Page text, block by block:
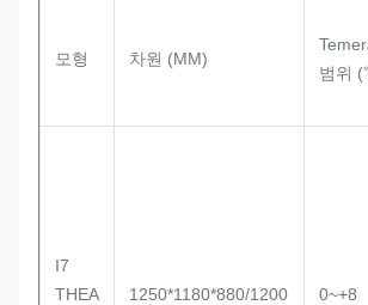
모형 차원 (MM)
범위
I7
THEA
1250*1180*880/1200 0~+8